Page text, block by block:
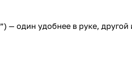
— один удобнее в руке,